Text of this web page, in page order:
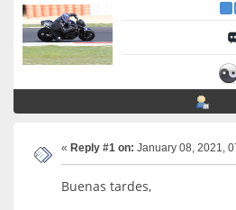
« Reply #1 on: January 08, 2021,
Buenas tardes,